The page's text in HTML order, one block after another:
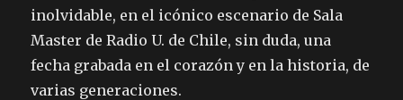
inolvidable, en el icónico escenario de Sala
Master de Radio U. de Chile, sin duda, una
fecha grabada en el corazón y en la historia, de
varias generaciones.